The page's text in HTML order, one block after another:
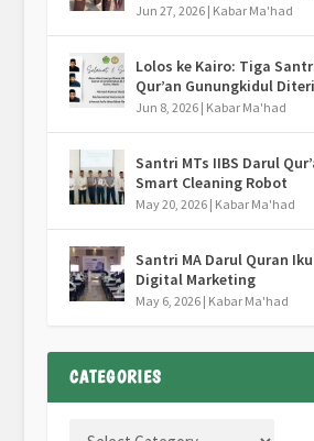
Jun 27, 2026| Kabar Ma'had
Lolos ke Kairo: Tiga
Qur’an Gunungkidul
Jun 8, 2026| Kabar Ma'had
Santri MTs IIBS Darul
Smart Cleaning Robot
May 20, 2026| Kabar Ma'had
Santri MA Darul Quran
Digital Marketing
May 6, 2026| Kabar Ma'had
CATEGORIES